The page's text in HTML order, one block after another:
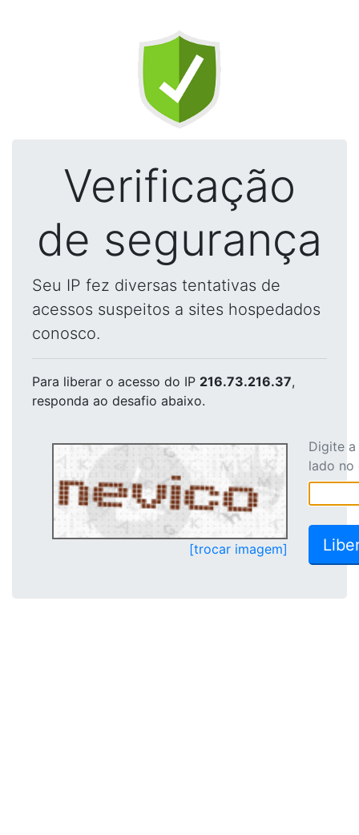
Verificação
de segurança
Seu IP fez diversas tentativas de
acessos suspeitos a sites hospedados
conosco.
Para liberar o acesso do IP 216.73.216.37,
responda ao desafio abaixo.
[trocar imagem]
Digite
lado no